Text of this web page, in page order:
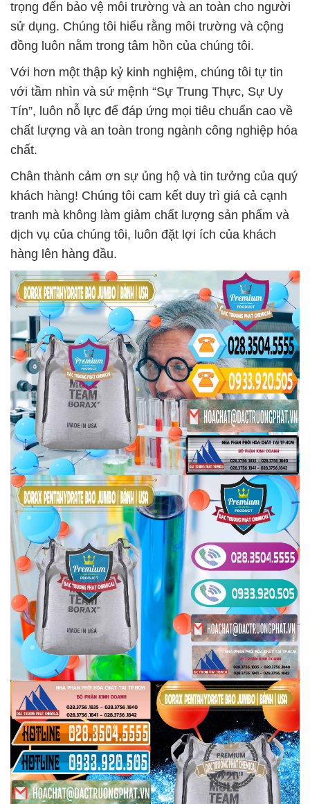
trọng đến bảo vệ môi trường và an toàn cho người
sử dụng. Chúng tôi hiểu rằng môi trường và cộng
đồng luôn nằm trong tâm hồn của chúng tôi.
Với hơn một thập kỷ kinh nghiệm, chúng tôi tự tin
với tầm nhìn và sứ mệnh “Sự Trung Thực, Sự Uy
Tín”, luôn nỗ lực để đáp ứng mọi tiêu chuẩn cao về
chất lượng và an toàn trong ngành công nghiệp hóa
chất.
Chân thành cảm ơn sự ủng hộ và tin tưởng của quý
khách hàng! Chúng tôi cam kết duy trì giá cả cạnh
tranh mà không làm giảm chất lượng sản phẩm và
dịch vụ của chúng tôi, luôn đặt lợi ích của khách
hàng lên hàng đầu.